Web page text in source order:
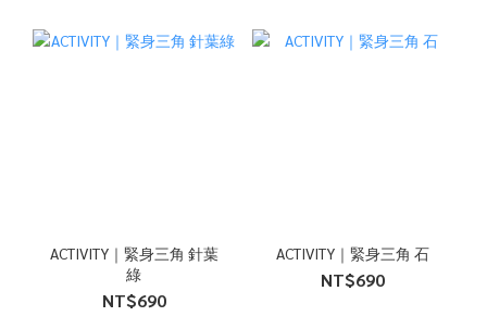
ACTIVITY｜緊身三角 針葉
綠
NT$690
ACTIVITY｜緊身三角 石
NT$690